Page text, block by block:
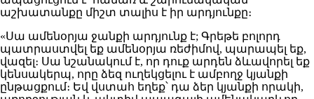
աշխատանքը միշտ տալիս է իր արդյունքը։
«Սա ամենօրյա ջանքի արդյունք է; Գրեթե բոլորդ
պատրաստվել եք ամենօրյա ռեժիմով, պարապել եք,
վազել։ Սա նշանակում է, որ դուք արդեն ձևավորել եք
կենսակերպ, որը ձեզ ուղեկցելու է ամբողջ կյանքի
ընթացքում։ Եվ վստահ եղեք՝ դա ձեր կյանքի որակի,